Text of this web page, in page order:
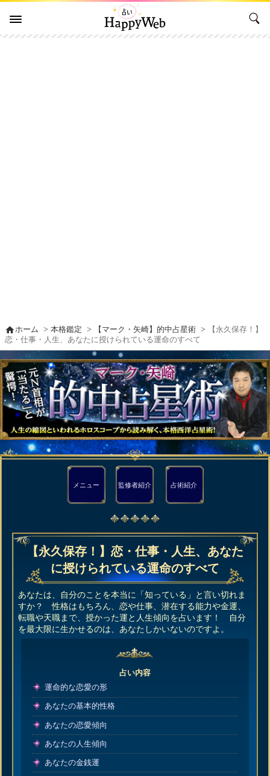
homeホーム >本格鑑定 > 【マーク・矢崎】的中占星術 > 【永久保存！】
恋・仕事・人生、あなたに授けられている運命のすべて
メニュー 監修者紹介 占術紹介
【永久保存！】恋・仕事・人生、あなた
に授けられている運命のすべて
あなたは、自分のことを本当に「知っている」と言い切れま
すか？ 性格はもちろん、恋や仕事、潜在する能力や金運、
転職や天職まで、授かった運と人生傾向を占います！ 自分
を最大限に生かせるのは、あなたしかいないのですよ。
占い内容
運命的な恋愛の形
あなたの基本的性格
あなたの恋愛傾向
あなたの人生傾向
あなたの金銭運